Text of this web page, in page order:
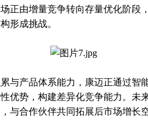
正由增量竞争转向存量优化阶段
形成挑战。
与产品体系能力，康迈正通过智
优势，构建差异化竞争能力。未
与合作伙伴共同拓展后市场增长空